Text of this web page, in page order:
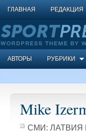
ГЛАВНАЯ РЕДАКЦИЯ
АВТОРЫ РУБРИКИ
Mike
СМИ: ЛАТВИЯ